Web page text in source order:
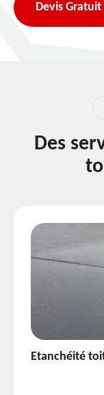
Devis Gratuit
Des
Etanchéité